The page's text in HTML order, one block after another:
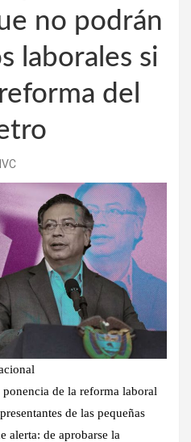
no podrán
laborales si
del
de la reforma laboral
de las pequeñas
alerta: de aprobarse la